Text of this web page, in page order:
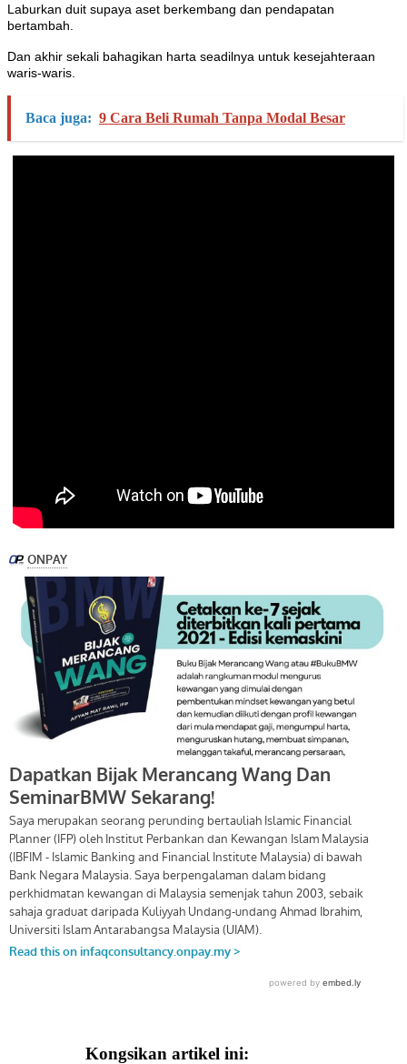
Laburkan duit supaya aset berkembang dan pendapatan
bertambah.
Dan akhir sekali bahagikan harta seadilnya untuk kesejahteraan
waris-waris.
Baca juga: 9 Cara Beli Rumah Tanpa Modal Besar
Kongsikan artikel ini: